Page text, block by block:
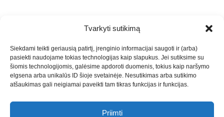
Tvarkyti sutikimą
Siekdami teikti geriausią patirtį, įrenginio informacijai saugoti ir (arba)
pasiekti naudojame tokias technologijas kaip slapukus. Jei sutiksime su
šiomis technologijomis, galėsime apdoroti duomenis, tokius kaip naršymo
elgsena arba unikalūs ID šioje svetainėje. Nesutikimas arba sutikimo
atšaukimas gali neigiamai paveikti tam tikras funkcijas ir funkcijas.
Priimti
PASLAUGOS. SEO tekstų rašymas, turinio kūrimas,
straipsnių rašymas ir talpinimas į mūsų valdomas
svetaines.2026Armijai.LTTheme: Express News ByAdore
Themes.